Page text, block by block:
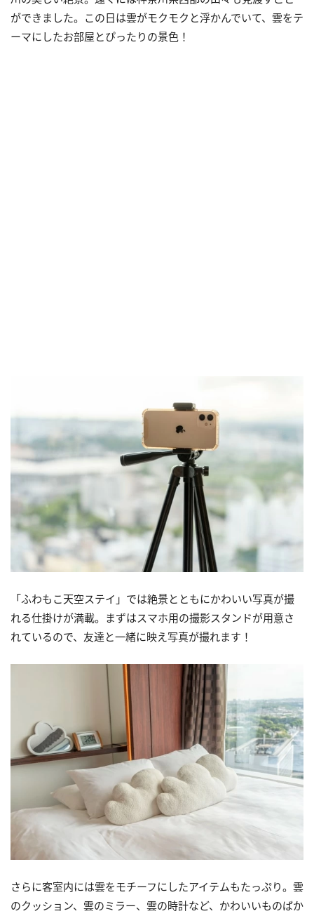
ができました。この日は雲がモクモクと浮かんでいて、雲をテ
ーマにしたお部屋とぴったりの景色！
「ふわもこ天空ステイ」では絶景とともにかわいい写真が撮
れる仕掛けが満載。まずはスマホ用の撮影スタンドが用意さ
れているので、友達と一緒に映え写真が撮れます！
さらに客室内には雲をモチーフにしたアイテムもたっぷり。雲
のクッション、雲のミラー、雲の時計など、かわいいものばか